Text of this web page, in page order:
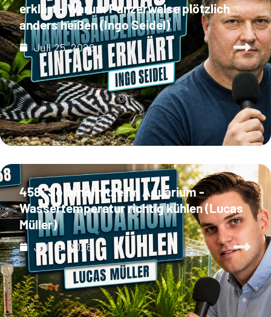
erklärt - Warum Panzerwelse plötzlich
anders heißen (Ingo Seidel)
Juli 25, 2026
458: Sommerhitze im Aquarium -
Wassertemperatur richtig kühlen (Lucas
Müller)
Juli 18, 2026